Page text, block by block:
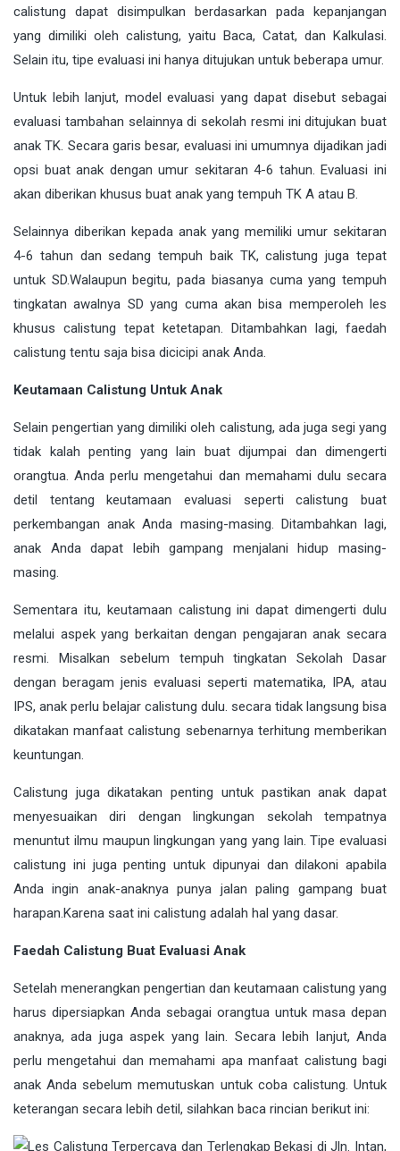
calistung dapat disimpulkan berdasarkan pada kepanjangan
yang dimiliki oleh calistung, yaitu Baca, Catat, dan Kalkulasi.
Selain itu, tipe evaluasi ini hanya ditujukan untuk beberapa umur.
Untuk lebih lanjut, model evaluasi yang dapat disebut sebagai
evaluasi tambahan selainnya di sekolah resmi ini ditujukan buat
anak TK. Secara garis besar, evaluasi ini umumnya dijadikan jadi
opsi buat anak dengan umur sekitaran 4-6 tahun. Evaluasi ini
akan diberikan khusus buat anak yang tempuh TK A atau B.
Selainnya diberikan kepada anak yang memiliki umur sekitaran
4-6 tahun dan sedang tempuh baik TK, calistung juga tepat
untuk SD.Walaupun begitu, pada biasanya cuma yang tempuh
tingkatan awalnya SD yang cuma akan bisa memperoleh les
khusus calistung tepat ketetapan. Ditambahkan lagi, faedah
calistung tentu saja bisa dicicipi anak Anda.
Keutamaan Calistung Untuk Anak
Selain pengertian yang dimiliki oleh calistung, ada juga segi yang
tidak kalah penting yang lain buat dijumpai dan dimengerti
orangtua. Anda perlu mengetahui dan memahami dulu secara
detil tentang keutamaan evaluasi seperti calistung buat
perkembangan anak Anda masing-masing. Ditambahkan lagi,
anak Anda dapat lebih gampang menjalani hidup masing-
masing.
Sementara itu, keutamaan calistung ini dapat dimengerti dulu
melalui aspek yang berkaitan dengan pengajaran anak secara
resmi. Misalkan sebelum tempuh tingkatan Sekolah Dasar
dengan beragam jenis evaluasi seperti matematika, IPA, atau
IPS, anak perlu belajar calistung dulu. secara tidak langsung bisa
dikatakan manfaat calistung sebenarnya terhitung memberikan
keuntungan.
Calistung juga dikatakan penting untuk pastikan anak dapat
menyesuaikan diri dengan lingkungan sekolah tempatnya
menuntut ilmu maupun lingkungan yang yang lain. Tipe evaluasi
calistung ini juga penting untuk dipunyai dan dilakoni apabila
Anda ingin anak-anaknya punya jalan paling gampang buat
harapan.Karena saat ini calistung adalah hal yang dasar.
Faedah Calistung Buat Evaluasi Anak
Setelah menerangkan pengertian dan keutamaan calistung yang
harus dipersiapkan Anda sebagai orangtua untuk masa depan
anaknya, ada juga aspek yang lain. Secara lebih lanjut, Anda
perlu mengetahui dan memahami apa manfaat calistung bagi
anak Anda sebelum memutuskan untuk coba calistung. Untuk
keterangan secara lebih detil, silahkan baca rincian berikut ini: